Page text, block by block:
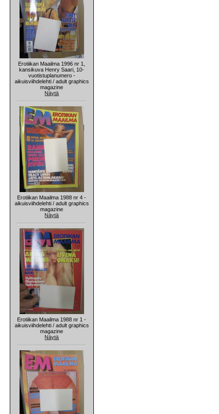
Erotiikan Maailma 1996 nr 1,
kansikuva Henry Saari, 10-
vuotistuplanumero -
aikuisviihdelehti / adult graphics
magazine
Näytä
Erotiikan Maailma 1988 nr 4 -
aikuisviihdelehti / adult graphics
magazine
Näytä
Erotiikan Maailma 1988 nr 1 -
aikuisviihdelehti / adult graphics
magazine
Näytä